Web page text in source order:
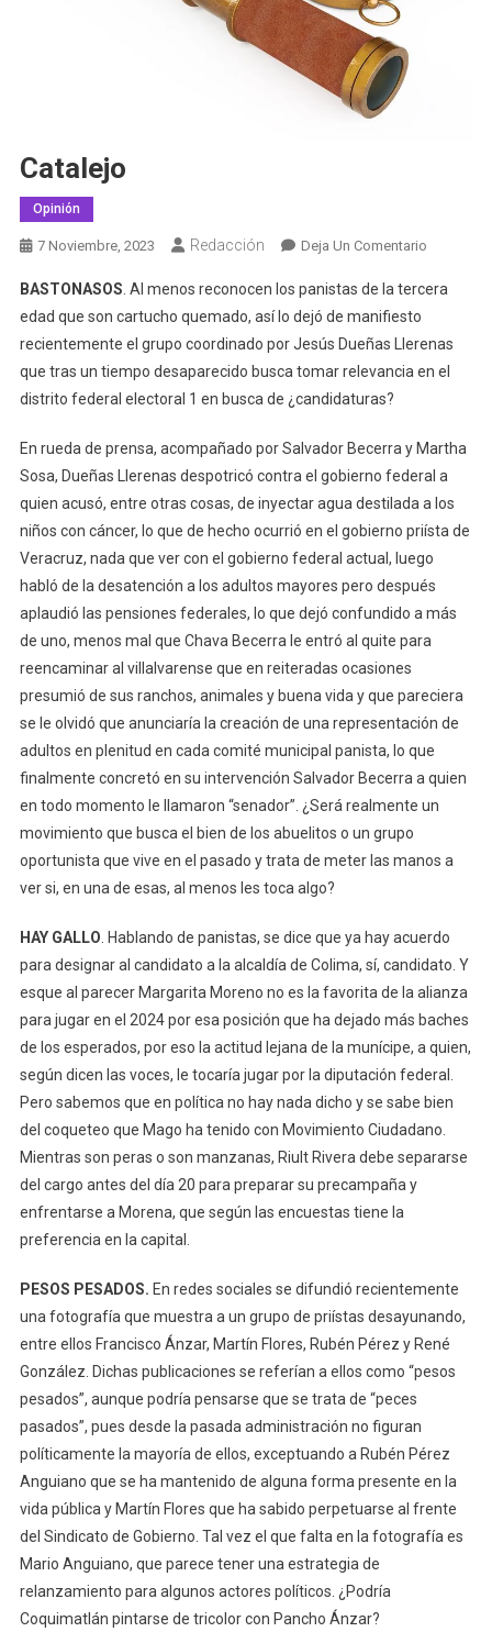
Catalejo
Opinión
7 Noviembre, 2023 Redacción Deja Un ComentarioEn
BASTONASOS. Al menos reconocen los panistas de la tercera
edad que son cartucho quemado, así lo dejó de manifiesto
recientemente el grupo coordinado por Jesús Dueñas Llerenas
que tras un tiempo desaparecido busca tomar relevancia en el
distrito federal electoral 1 en busca de ¿candidaturas?
En rueda de prensa, acompañado por Salvador Becerra y Martha
Sosa, Dueñas Llerenas despotricó contra el gobierno federal a
quien acusó, entre otras cosas, de inyectar agua destilada a los
niños con cáncer, lo que de hecho ocurrió en el gobierno priísta de
Veracruz, nada que ver con el gobierno federal actual, luego
habló de la desatención a los adultos mayores pero después
aplaudió las pensiones federales, lo que dejó confundido a más
de uno, menos mal que Chava Becerra le entró al quite para
reencaminar al villalvarense que en reiteradas ocasiones
presumió de sus ranchos, animales y buena vida y que pareciera
se le olvidó que anunciaría la creación de una representación de
adultos en plenitud en cada comité municipal panista, lo que
finalmente concretó en su intervención Salvador Becerra a quien
en todo momento le llamaron “senador”. ¿Será realmente un
movimiento que busca el bien de los abuelitos o un grupo
oportunista que vive en el pasado y trata de meter las manos a
ver si, en una de esas, al menos les toca algo?
HAY GALLO. Hablando de panistas, se dice que ya hay acuerdo
para designar al candidato a la alcaldía de Colima, sí, candidato. Y
esque al parecer Margarita Moreno no es la favorita de la alianza
para jugar en el 2024 por esa posición que ha dejado más baches
de los esperados, por eso la actitud lejana de la munícipe, a quien,
según dicen las voces, le tocaría jugar por la diputación federal.
Pero sabemos que en política no hay nada dicho y se sabe bien
del coqueteo que Mago ha tenido con Movimiento Ciudadano.
Mientras son peras o son manzanas, Riult Rivera debe separarse
del cargo antes del día 20 para preparar su precampaña y
enfrentarse a Morena, que según las encuestas tiene la
preferencia en la capital.
PESOS PESADOS. En redes sociales se difundió recientemente
una fotografía que muestra a un grupo de priístas desayunando,
entre ellos Francisco Ánzar, Martín Flores, Rubén Pérez y René
González. Dichas publicaciones se referían a ellos como “pesos
pesados”, aunque podría pensarse que se trata de “peces
pasados”, pues desde la pasada administración no figuran
políticamente la mayoría de ellos, exceptuando a Rubén Pérez
Anguiano que se ha mantenido de alguna forma presente en la
vida pública y Martín Flores que ha sabido perpetuarse al frente
del Sindicato de Gobierno. Tal vez el que falta en la fotografía es
Mario Anguiano, que parece tener una estrategia de
relanzamiento para algunos actores políticos. ¿Podría
Coquimatlán pintarse de tricolor con Pancho Ánzar?